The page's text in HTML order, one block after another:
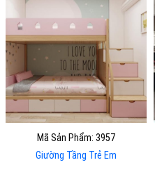
Mã Sản Phẩm: 3957
Giường Tầng Trẻ Em